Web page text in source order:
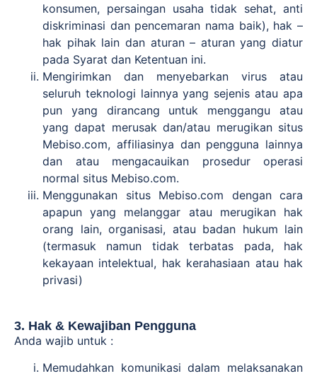
konsumen, persaingan usaha tidak sehat, anti
diskriminasi dan pencemaran nama baik), hak –
hak pihak lain dan aturan – aturan yang diatur
pada Syarat dan Ketentuan ini.
Mengirimkan dan menyebarkan virus atau
seluruh teknologi lainnya yang sejenis atau apa
pun yang dirancang untuk menggangu atau
yang dapat merusak dan/atau merugikan situs
Mebiso.com, affiliasinya dan pengguna lainnya
dan atau mengacauikan prosedur operasi
normal situs Mebiso.com.
Menggunakan situs Mebiso.com dengan cara
apapun yang melanggar atau merugikan hak
orang lain, organisasi, atau badan hukum lain
(termasuk namun tidak terbatas pada, hak
kekayaan intelektual, hak kerahasiaan atau hak
privasi)
3. Hak & Kewajiban Pengguna
Anda wajib untuk :
Memudahkan komunikasi dalam melaksanakan